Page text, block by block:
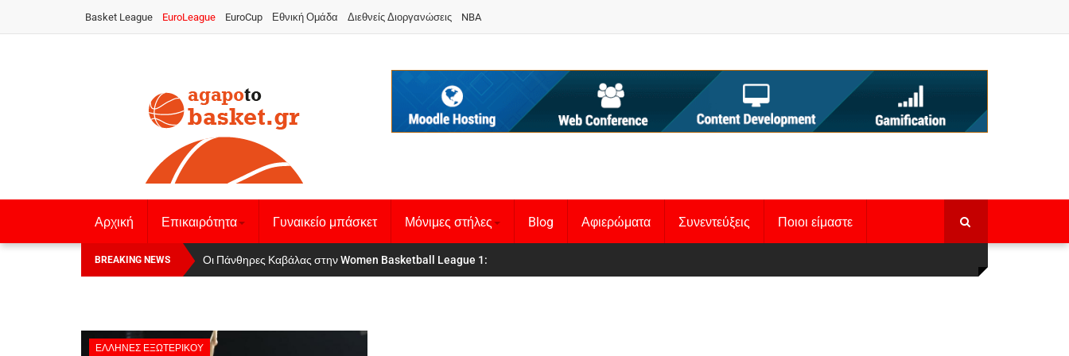
Basket League EuroLeague EuroCup Εθνική Ομάδα Διεθνείς Διοργανώσεις NBA
Αρχική Επικαιρότητα Γυναικείο μπάσκετ Μόνιμες στήλες Blog Αφιερώματα Συνεντεύξεις Ποιοι είμαστε
BREAKING NEWS Οι Πάνθηρες Καβάλας στην Women Basketball League 1
Αναχώρησε για τα Γιάννενα η Εθνική Γυναικών
ΈΛΛΗΝΕΣ ΕΞΩΤΕΡΙΚΟΎ